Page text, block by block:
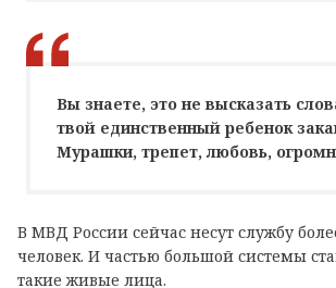
Вы знаете, это не высказать
твой единственный ребенок
Мурашки, трепет, любовь,
В МВД России сейчас несут службу
человек. И частью большой системы
такие живые лица.